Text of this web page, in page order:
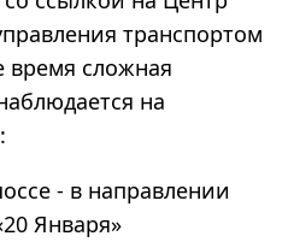
транспортом
сложная
на
- в направлении
Января»